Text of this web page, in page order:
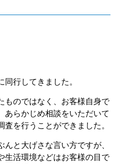
行してきました。
ものではなく、お客様自身で
あらかじめ相談をいただいて
を行うことができました。
と大げさな言い方ですが、
生活環境などはお客様の目で